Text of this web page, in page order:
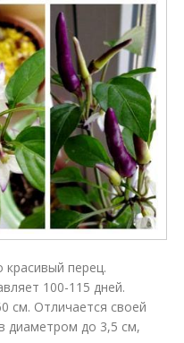
перец.
100-115 дней.
см. Отличается своей
диаметром до 3,5 см,